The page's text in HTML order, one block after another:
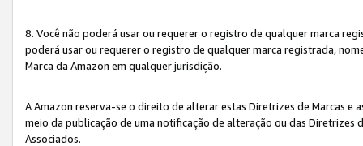
8. Você não poderá usar ou requerer o registro de qualquer marca
poderá usar ou requerer o registro de qualquer marca registrada,
Marca da Amazon em qualquer jurisdição.
A Amazon reserva-se o direito de alterar estas Diretrizes de Marcas e
meio da publicação de uma notificação de alteração ou das Diretrizes
Associados.